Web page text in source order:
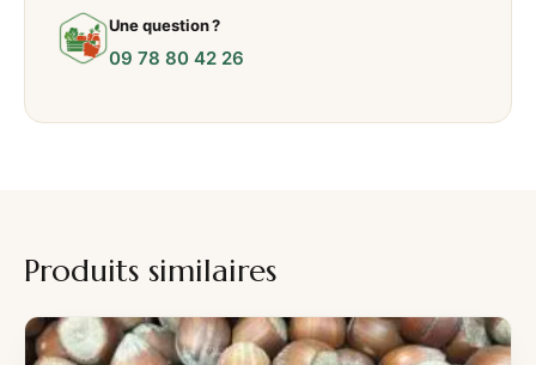
Une question ?
09 78 80 42 26
Produits similaires